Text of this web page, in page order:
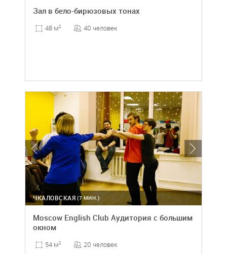
Зал в бело-бирюзовых тонах
48 м2 40 человек
(7 МИН.)
ЧКАЛОВСКАЯ
Moscow English Club Аудитория с большим
окном
54 м2 20 человек